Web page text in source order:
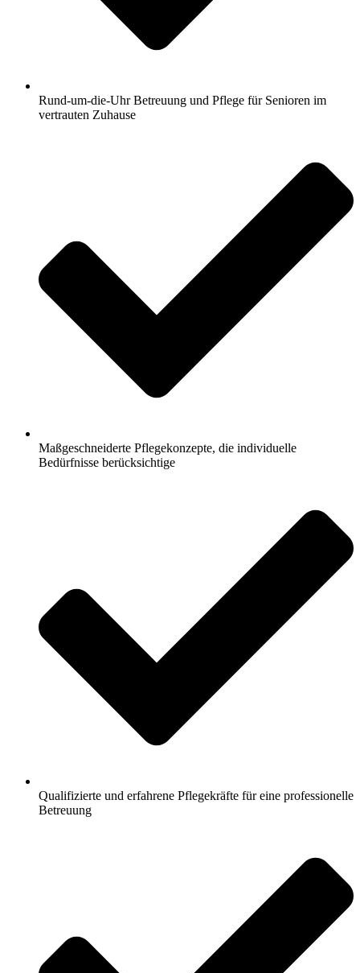
Rund-um-die-Uhr Betreuung und Pflege für Senioren im
vertrauten Zuhause
Maßgeschneiderte Pflegekonzepte, die individuelle
Bedürfnisse berücksichtige
Qualifizierte und erfahrene Pflegekräfte für eine professionelle
Betreuung